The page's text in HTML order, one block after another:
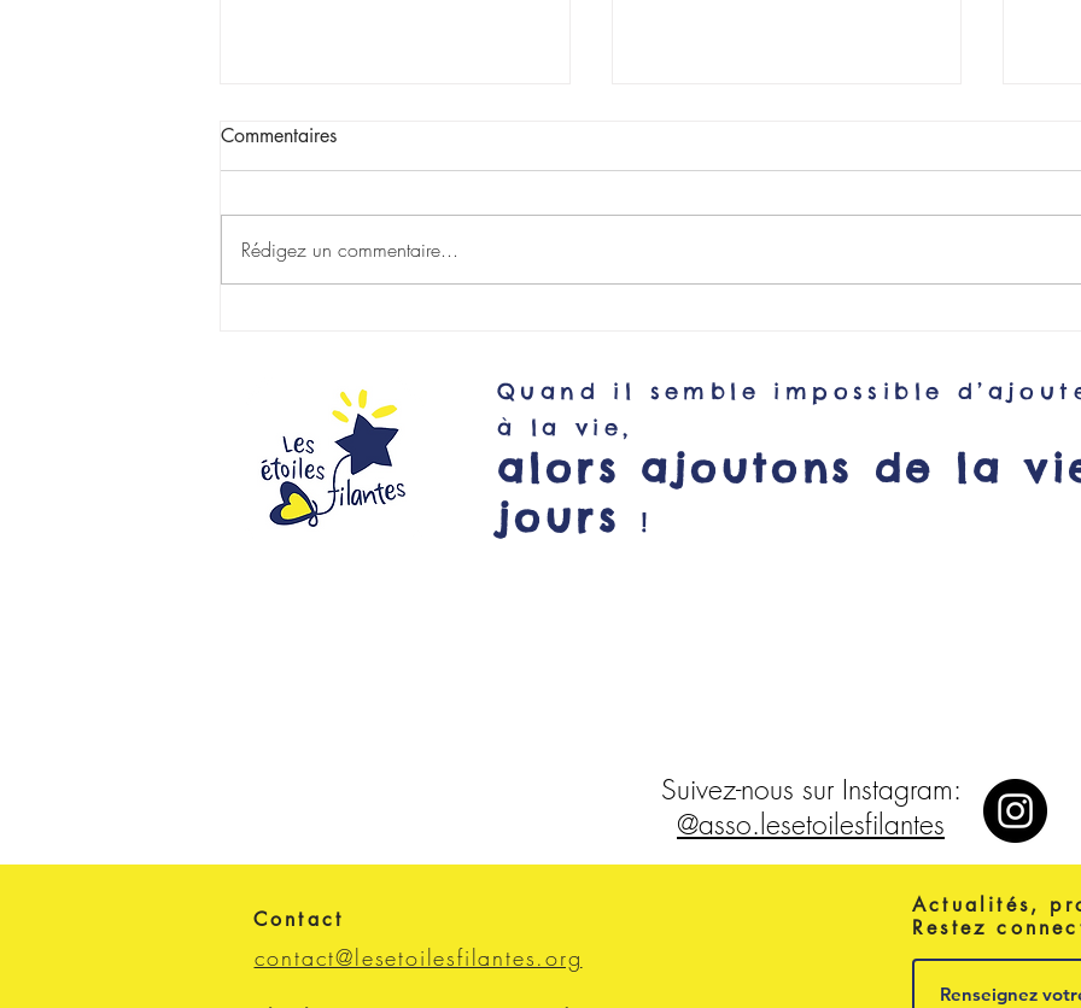
Commentaires
Rédigez un commentaire...
Quand il semble impossible
à la vie,
alors ajoutons de la
jours
!
Suivez-nous sur Instagram:
@asso.lesetoilesfilantes
Contact
contact@lesetoilesfilantes.org
Actualités,
Restez